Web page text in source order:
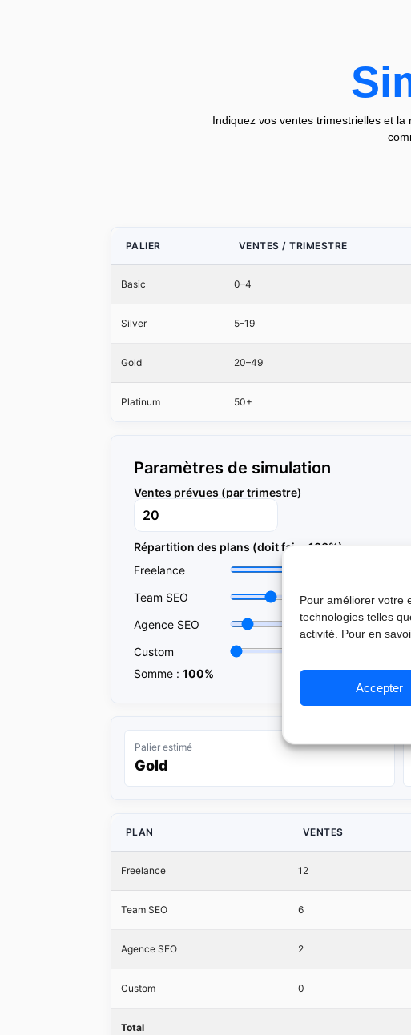
Pour améliorer votre
technologies telles
activité. Pour en
Accepter
Indiquez vos ventes trimestrielles et
PALIER VENTES / TRIMESTRE
Basic 0–4
Silver 5–19
Gold 20–49
Platinum 50+
Paramètres de simulation
Ventes prévues (par trimestre)
Répartition des plans (doit faire 100%)
Freelance
Team SEO
30%
Agence SEO
10%
Custom
Somme : 100%
Palier estimé
Gold
PLAN VENTES
Freelance 12
Team SEO 6
Agence SEO 2
Custom 0
Total